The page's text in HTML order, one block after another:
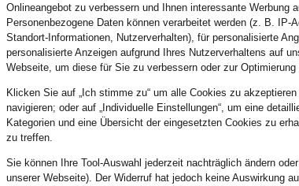
Onlineangebot zu verbessern und Ihnen interessante Werbung
Personenbezogene Daten können verarbeitet werden (z. B. IP-
Standort-Informationen, Nutzerverhalten), für personalisierte
personalisierte Anzeigen aufgrund Ihres Nutzerverhaltens auf
Webseite, um diese für Sie zu verbessern oder zur Optimierung
Klicken Sie auf „Ich stimme zu“ um alle Cookies zu
navigieren; oder auf „Individuelle Einstellungen“, um eine
Kategorien und eine Übersicht der eingesetzten Cookies zu
zu treffen.
Sie können Ihre Tool-Auswahl jederzeit nachträglich ändern
unserer Webseite). Der Widerruf hat jedoch keine Auswirkung